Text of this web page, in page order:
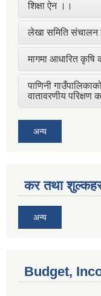
शिक्षा ऐन ।।
लेखा समिति संचालन
मागमा आधारित कृषि
पाणिनी
वातावरणीय परिक्षण
अन्य
कर तथा
अन्य
Budget,